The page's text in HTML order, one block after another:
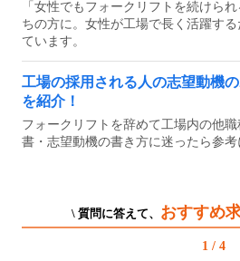
「女性でもフォークリフトを続けら
ちの方に。女性が工場で長く活躍す
ています。
工場の採用される人の志望動機
を紹介！
フォークリフトを辞めて工場内の他
書・志望動機の書き方に迷ったら参考
\ 質問に答えて、 おすすめ
1 / 4